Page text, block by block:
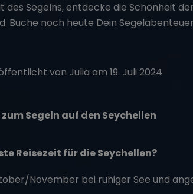
des Segelns, entdecke die Schönheit
Buche noch heute Dein
von Julia am 19. Juli 2024
Segeln auf den Seychellen
Reisezeit für die Seychellen?
November bei ruhiger See und